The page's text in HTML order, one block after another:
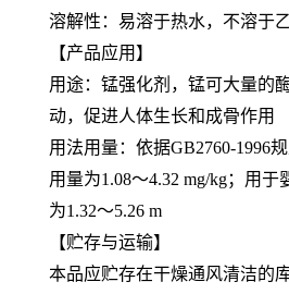
溶解性：易溶于热水，不溶于乙
【产品应用】
用途：锰强化剂，锰可大量的
动，促进人体生长和成骨作用
用法用量：依据GB2760-1996
用量为1.08～4.32 mg/kg；用
为1.32～5.26 m
【贮存与运输】
本品应贮存在干燥通风清洁的